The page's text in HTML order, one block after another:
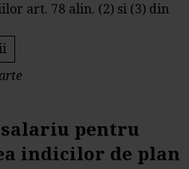
art. 78 alin. (2) si (3) din
pentru
indicilor de plan